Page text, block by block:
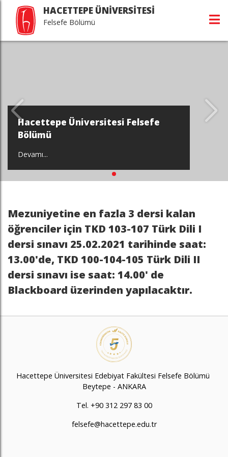
HACETTEPE ÜNİVERSİTESİ
Felsefe Bölümü
Hacettepe Üniversitesi Felsefe
Bölümü
Devamı...
Mezuniyetine en fazla 3 dersi kalan
öğrenciler için TKD 103-107 Türk Dili I
dersi sınavı 25.02.2021 tarihinde saat:
13.00'de, TKD 100-104-105 Türk Dili II
dersi sınavı ise saat: 14.00' de
Blackboard üzerinden yapılacaktır.
Hacettepe Üniversitesi Edebiyat Fakültesi Felsefe Bölümü
Beytepe - ANKARA
Tel. +90 312 297 83 00
felsefe@hacettepe.edu.tr